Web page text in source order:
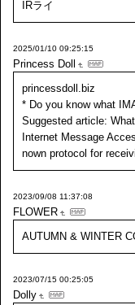
IRライ
2025/01/10 09:25:15
Princess Doll
princessdoll.biz
* Do you know what
Suggested article:
Internet Message
nown protocol for
2023/09/08 11:37:08
FLOWER
AUTUMN & WINTER
2023/07/15 00:25:05
Dolly